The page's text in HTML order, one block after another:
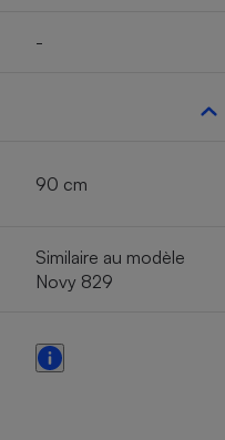
-
90 cm
Similaire au modèle
Novy 829